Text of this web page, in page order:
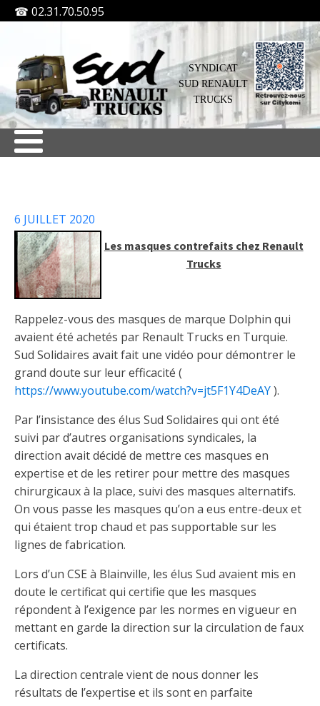
☎ 02.31.70.50.95
SYNDICAT
SUD RENAULT
TRUCKS
6 JUILLET 2020
Les masques contrefaits chez Renault
Trucks
Rappelez-vous des masques de marque Dolphin qui
avaient été achetés par Renault Trucks en Turquie.
Sud Solidaires avait fait une vidéo pour démontrer le
grand doute sur leur efficacité (
https://www.youtube.com/watch?v=jt5F1Y4DeAY).
Par l’insistance des élus Sud Solidaires qui ont été
suivi par d’autres organisations syndicales, la
direction avait décidé de mettre ces masques en
expertise et de les retirer pour mettre des masques
chirurgicaux à la place, suivi des masques alternatifs.
On vous passe les masques qu’on a eus entre-deux et
qui étaient trop chaud et pas supportable sur les
lignes de fabrication.
Lors d’un CSE à Blainville, les élus Sud avaient mis en
doute le certificat qui certifie que les masques
répondent à l’exigence par les normes en vigueur en
mettant en garde la direction sur la circulation de faux
certificats.
La direction centrale vient de nous donner les
résultats de l’expertise et ils sont en parfaite